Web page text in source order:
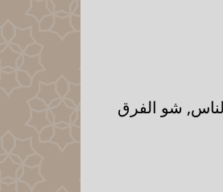
شو الفرق